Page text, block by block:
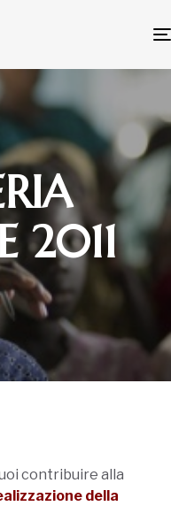
2011
contribuire alla
della